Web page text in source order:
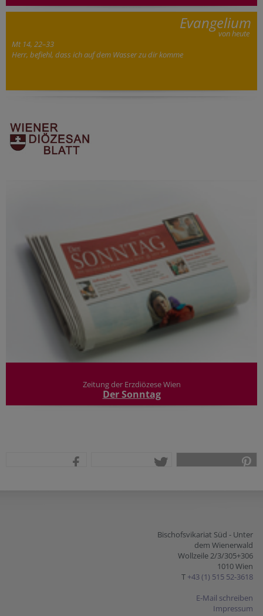
Evangelium
von heute
Mt 14, 22–33
Herr, befiehl, dass ich auf dem Wasser zu dir komme
Zeitung der Erzdiözese Wien
Der Sonntag
Bischofsvikariat Süd - Unter
dem Wienerwald
Wollzeile 2/3/305+306
1010 Wien
T +43 (1) 515 52-3618
E-Mail schreiben
Impressum